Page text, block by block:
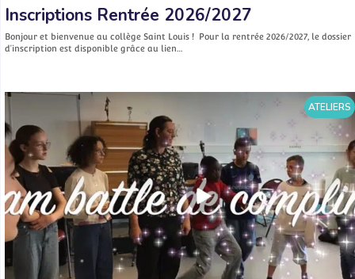
Inscriptions Rentrée 2026/2027
Bonjour et bienvenue au collège Saint Louis ! Pour la rentrée 2026/2027, le dossier
d’inscription est disponible grâce au lien…
ATELIERS